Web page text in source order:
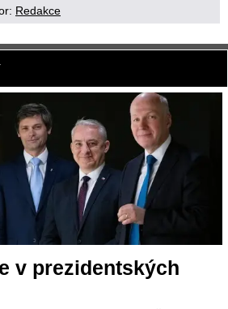
Redakce
v prezidentských